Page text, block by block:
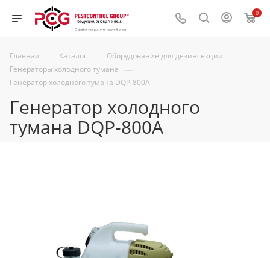
0
Главная — Каталог — Оборудование для дезинсекции —
Генераторы холодного тумана —
Генератор холодного тумана DQP-800A
Генератор холодного
тумана DQP-800A